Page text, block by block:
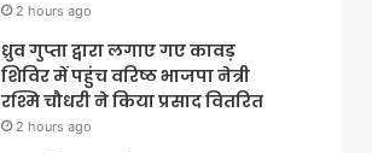
2 hours ago
ध्रुव गुप्ता द्वारा लगाए गए कावड़
शिविर में पहुंच वरिष्ठ भाजपा नेत्री
रश्मि चौधरी ने किया प्रसाद वितरित
2 hours ago